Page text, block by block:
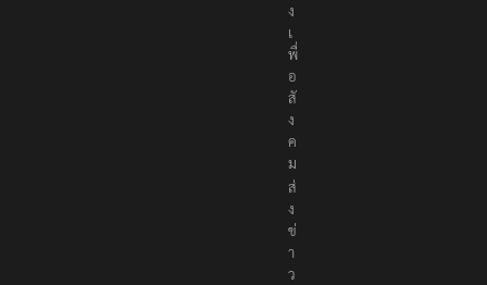
ง
เ
พื่
อ
สั
ง
ค
ม
ส่
ง
ข่
า
ว